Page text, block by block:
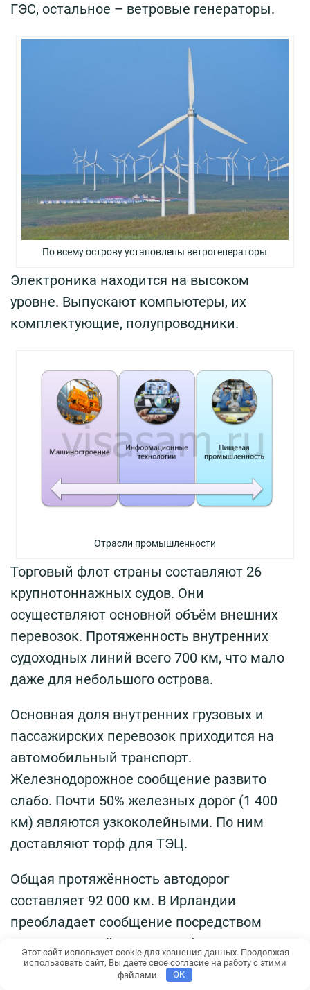
ГЭС, остальное – ветровые генераторы.
По всему острову установлены ветрогенераторы
Электроника находится на высоком
уровне. Выпускают компьютеры, их
комплектующие, полупроводники.
Отрасли промышленности
Торговый флот страны составляют 26
крупнотоннажных судов. Они
осуществляют основной объём внешних
перевозок. Протяженность внутренних
судоходных линий всего 700 км, что мало
даже для небольшого острова.
Основная доля внутренних грузовых и
пассажирских перевозок приходится на
автомобильный транспорт.
Железнодорожное сообщение развито
слабо. Почти 50% железных дорог (1 400
км) являются узкоколейными. По ним
доставляют торф для ТЭЦ.
Общая протяжённость автодорог
составляет 92 000 км. В Ирландии
преобладает сообщение посредством
внутренних рейсовых автобусов. Имеется
41 аэропорт.
Этот сайт использует cookie для хранения данных. Продолжая
использовать сайт, Вы даете свое согласие на работу с этими
файлами.
OK